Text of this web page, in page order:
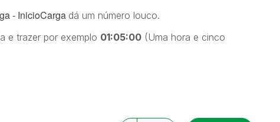
- InicioCarga dá um número louco.
e trazer por exemplo 01:05:00(Uma hora e cinco